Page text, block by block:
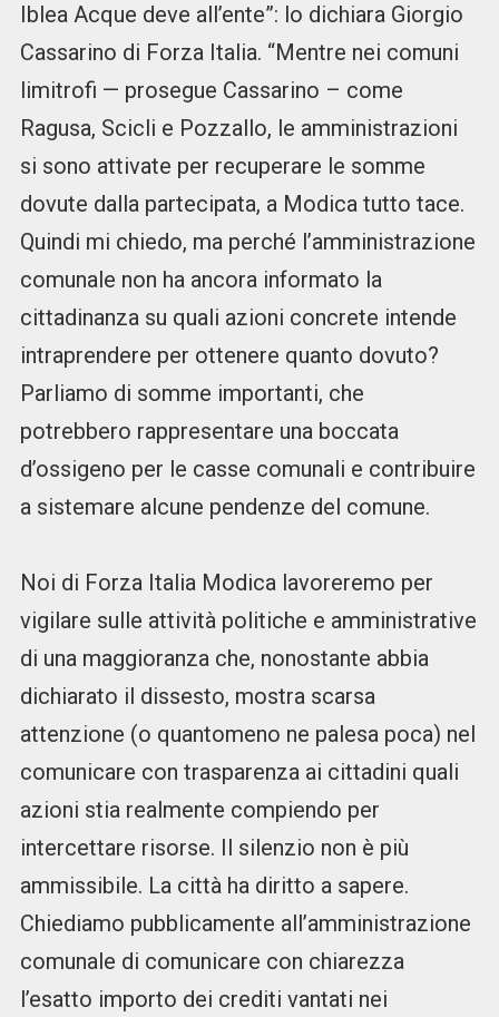
Iblea Acque deve all’ente”: lo dichiara Giorgio
Cassarino di Forza Italia. “Mentre nei comuni
limitrofi — prosegue Cassarino – come
Ragusa, Scicli e Pozzallo, le amministrazioni
si sono attivate per recuperare le somme
dovute dalla partecipata, a Modica tutto tace.
Quindi mi chiedo, ma perché l’amministrazione
comunale non ha ancora informato la
cittadinanza su quali azioni concrete intende
intraprendere per ottenere quanto dovuto?
Parliamo di somme importanti, che
potrebbero rappresentare una boccata
d’ossigeno per le casse comunali e contribuire
a sistemare alcune pendenze del comune.
Noi di Forza Italia Modica lavoreremo per
vigilare sulle attività politiche e amministrative
di una maggioranza che, nonostante abbia
dichiarato il dissesto, mostra scarsa
attenzione (o quantomeno ne palesa poca) nel
comunicare con trasparenza ai cittadini quali
azioni stia realmente compiendo per
intercettare risorse. Il silenzio non è più
ammissibile. La città ha diritto a sapere.
Chiediamo pubblicamente all’amministrazione
comunale di comunicare con chiarezza
l’esatto importo dei crediti vantati nei